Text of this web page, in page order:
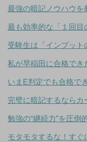
最強の暗記ノウハウを
最も効率的な「１回
受験生は「インプット
私が早稲田に合格でき
いまE判定でも合格で
完璧に暗記するならカ
勉強の“継続力”を圧倒
モタモタするな！すぐ